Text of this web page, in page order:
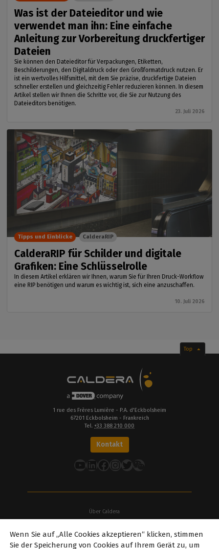
Was ist der Dateieditor und wie
verwendet man ihn: Eine einfache
Anleitung zur Vorbereitung druckfertiger
Dateien
Sie können den Dateieditor für Verpackungen, Etiketten,
Beschilderungen, den Digitaldruck oder den Großformatdruck nutzen. Er
ist ein wertvolles Hilfsmittel, mit dem Sie präzise, druckfertige Dateien
schneller erstellen und gleichzeitig Fehler reduzieren können. In diesem
Artikel stellen wir Ihnen die Schritte vor, die Sie zur Nutzung des
Dateieditors benötigen.
23. Juli 2026
CalderaRIP für Schilder und digitale
Grafiken: Eine Schlüsselrolle
In diesem Artikel erklären wir Ihnen, warum Sie für Ihren Druck-Workflow
eine RIP benötigen und warum es wichtig ist, sich eine anzuschaffen.
10. Juli 2026
Tipps und Einblicke CalderaRIP
Top
1 rue des Frères Lumière - P.A. d'Eckbolsheim
67201 Eckbolsheim - Frankreich
Tel. +33 388 210 000
Kontakt
YouTube
LinkedIn
Facebook
Instagram
Twitter
Über Caldera
Über Dover
Wenn Sie auf „Alle Cookies akzeptieren“ klicken, stimmen
Sie der Speicherung von Cookies auf Ihrem Gerät zu, um